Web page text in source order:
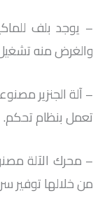
– يوجد بلف
والغرض منه
– آلة الجنزير
تعمل بنظام تحكم.
– محرك الآلة
من خلالها توفير